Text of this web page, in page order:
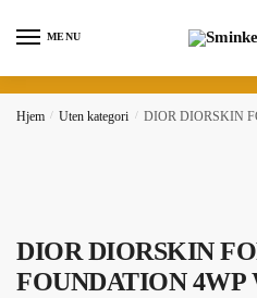
MENU
Hjem / Uten kategori / DIOR DIORSKIN
DIOR DIORSKIN
FOUNDATION 4WP